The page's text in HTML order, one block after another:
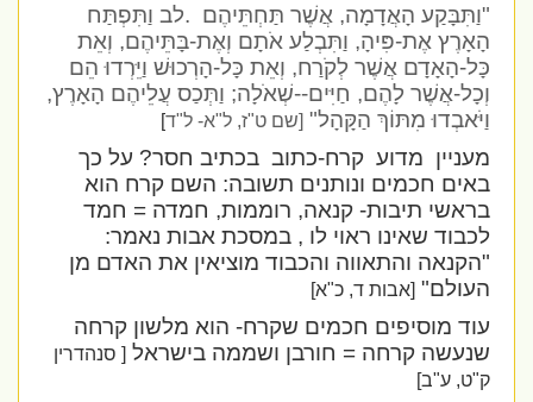
וַתִּבָּקַע הָאֲדָמָה, אֲשֶׁר תַּחְתֵּיהֶם. לב וַתִּפְתַּח
הָאָרֶץ אֶת-פִּיהָ, וַתִּבְלַע אֹתָם וְאֶת-בָּתֵּיהֶם, וְאֵת
כָּל-הָאָדָם אֲשֶׁר לְקֹרַח, וְאֵת כָּל-הָרְכוּשׁ וַיֵּרְדוּ הֵם
וְכָל-אֲשֶׁר לָהֶם, חַיִּים--שְׁאֹלָה; וַתְּכַס עֲלֵיהֶם הָאָרֶץ,
וַיֹּאבְדוּ מִתּוֹךְ הַקָּהָל"[שם ט"ז, ל"א- ל"ד]
מעניין מדוע קרח-כתוב בכתיב חסר? על כך
באים חכמים ונותנים תשובה: השם קרח הוא
בראשי תיבות- קנאה, רוממות, חמדה = חמד
לכבוד שאינו ראוי לו , במסכת אבות נאמר:
"הקנאה והתאווה והכבוד מוציאין את האדם מן
העולם"[אבות ד, כ"א]
עוד מוסיפים חכמים שקרח- הוא מלשון קרחה
שנעשה קרחה = חורבן ושממה בישראל[ סנהדרין
ק"ט, ע"ב]